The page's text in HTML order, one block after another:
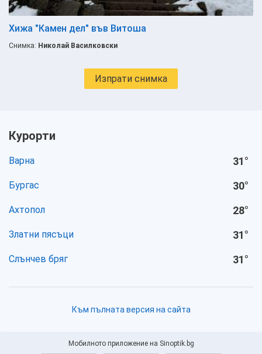
Хижа "Камен дел" във Витоша
Снимка: Николай Василковски
Изпрати снимка
Курорти
Варна 31°
Бургас 30°
Ахтопол 28°
Златни пясъци 31°
Слънчев бряг 31°
Към пълната версия на сайта
Мобилното приложение на Sinoptik.bg